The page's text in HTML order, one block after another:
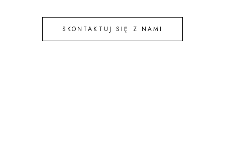
SKONTAKTUJ SIĘ Z NAMI